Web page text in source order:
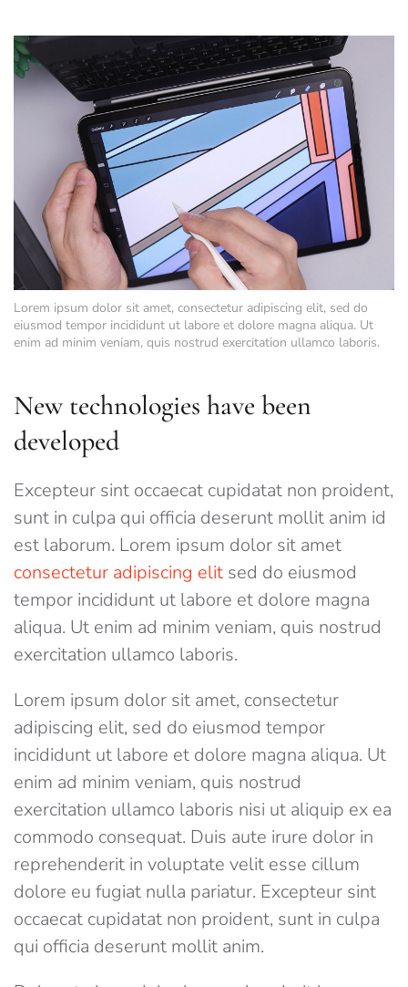
Lorem ipsum dolor sit amet, consectetur adipiscing elit, sed do
eiusmod tempor incididunt ut labore et dolore magna aliqua. Ut
enim ad minim veniam, quis nostrud exercitation ullamco laboris.
New technologies have been
developed
Excepteur sint occaecat cupidatat non proident,
sunt in culpa qui officia deserunt mollit anim id
est laborum. Lorem ipsum dolor sit amet
consectetur adipiscing elit sed do eiusmod
tempor incididunt ut labore et dolore magna
aliqua. Ut enim ad minim veniam, quis nostrud
exercitation ullamco laboris.
Lorem ipsum dolor sit amet, consectetur
adipiscing elit, sed do eiusmod tempor
incididunt ut labore et dolore magna aliqua. Ut
enim ad minim veniam, quis nostrud
exercitation ullamco laboris nisi ut aliquip ex ea
commodo consequat. Duis aute irure dolor in
reprehenderit in voluptate velit esse cillum
dolore eu fugiat nulla pariatur. Excepteur sint
occaecat cupidatat non proident, sunt in culpa
qui officia deserunt mollit anim.